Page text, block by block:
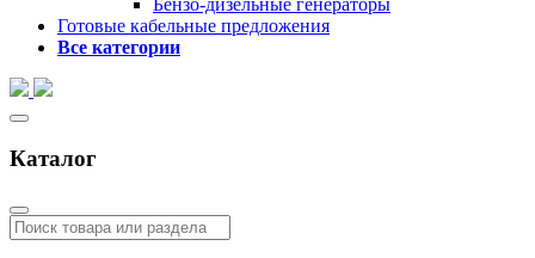
Бензо-дизельные генераторы
Готовые кабельные предложения
Все категории
Каталог